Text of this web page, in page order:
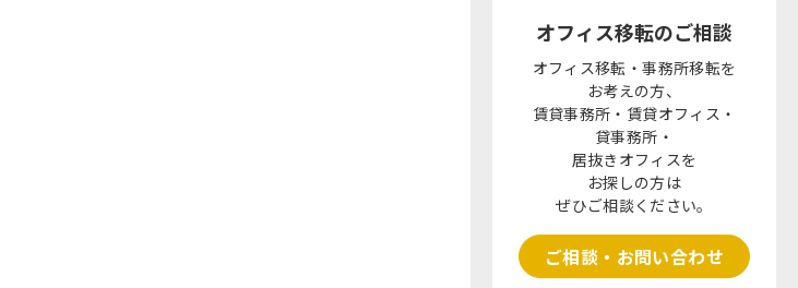
オフィス移転のご相談
オフィス移転・事務所移転を
お考えの方、
賃貸事務所・賃貸オフィス・
貸事務所・
居抜きオフィスを
お探しの方は
ぜひご相談ください。
ご相談・お問い合わせ